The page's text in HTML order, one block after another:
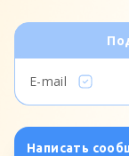
E-mail
Написать